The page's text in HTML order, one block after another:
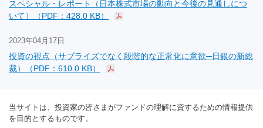
スペシャル・レポート（日本株式市場の動向と今後の見通しにつ
いて）（PDF：428.0 KB）
2023年04月17日
投資の視点（サプライズでなく段階的な正常化に意欲─日銀の新総
裁）（PDF：610.0 KB）
当サイトは、投資家の皆さまがファンドの理解に資するための情報提供
を目的とするものです。